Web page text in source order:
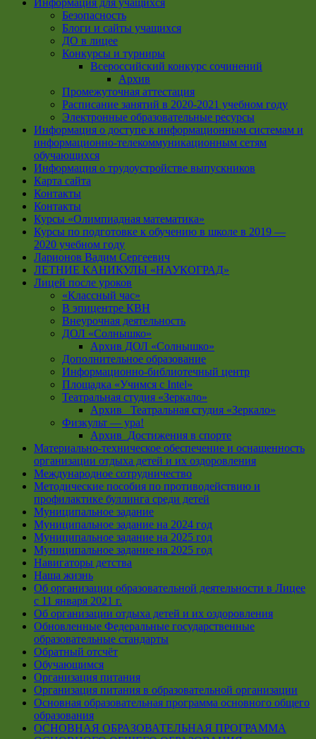
Информация для учащихся
Безопасность
Блоги и сайты учащихся
ДО в лицее
Конкурсы и турниры
Всероссийский конкурс сочинений
Архив
Промежуточная аттестация
Расписание занятий в 2020-2021 учебном году
Электронные образовательные ресурсы
Информация о доступе к информационным системам и
информационно-телекоммуникационным сетям
обучающихся
Информация о трудоустройстве выпускников
Карта сайта
Контакты
Контакты
Курсы «Олимпиадная математика»
Курсы по подготовке к обучению в школе в 2019 —
2020 учебном году
Ларионов Вадим Сергеевич
ЛЕТНИЕ КАНИКУЛЫ «НАУКОГРАД»
Лицей после уроков
«Классный час»
В эпицентре КВН
Внеурочная деятельность
ДОЛ «Солнышко»
Архив ДОЛ «Солнышко»
Дополнительное образование
Информационно-библиотечный центр
Площадка «Учимся с Intel»
Театральная студия «Зеркало»
Архив _Театральная студия «Зеркало»
Физкульт — ура!
Архив_Достижения в спорте
Материально-техническое обеспечение и оснащенность
организации отдыха детей и их оздоровления
Международное сотрудничество
Методические пособия по противодействию и
профилактике буллинга среди детей
Муниципальное задание
Муниципальное задание на 2024 год
Муниципальное задание на 2025 год
Муниципальное задание на 2025 год
Навигаторы детства
Наша жизнь
Об организации образовательной деятельности в Лицее
с 11 января 2021 г.
Об организации отдыха детей и их оздоровления
Обновленные Федеральные государственные
образовательные стандарты
Обратный отсчёт
Обучающимся
Организация питания
Организация питания в образовательной организации
Основная образовательная программа основного общего
образования
ОСНОВНАЯ ОБРАЗОВАТЕЛЬНАЯ ПРОГРАММА